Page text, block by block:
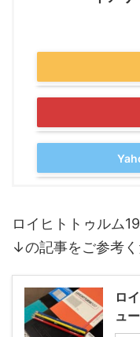
ロイヒトトゥルム
↓の記事をご参考く
ロ
ュ